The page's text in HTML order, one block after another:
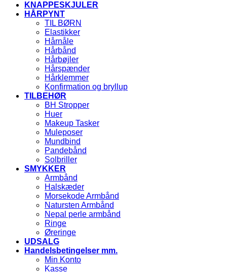
KNAPPESKJULER
HÅRPYNT
TIL BØRN
Elastikker
Hårnåle
Hårbånd
Hårbøjler
Hårspænder
Hårklemmer
Konfirmation og bryllup
TILBEHØR
BH Stropper
Huer
Makeup Tasker
Muleposer
Mundbind
Pandebånd
Solbriller
SMYKKER
Armbånd
Halskæder
Morsekode Armbånd
Natursten Armbånd
Nepal perle armbånd
Ringe
Øreringe
UDSALG
Handelsbetingelser mm.
Min Konto
Kasse